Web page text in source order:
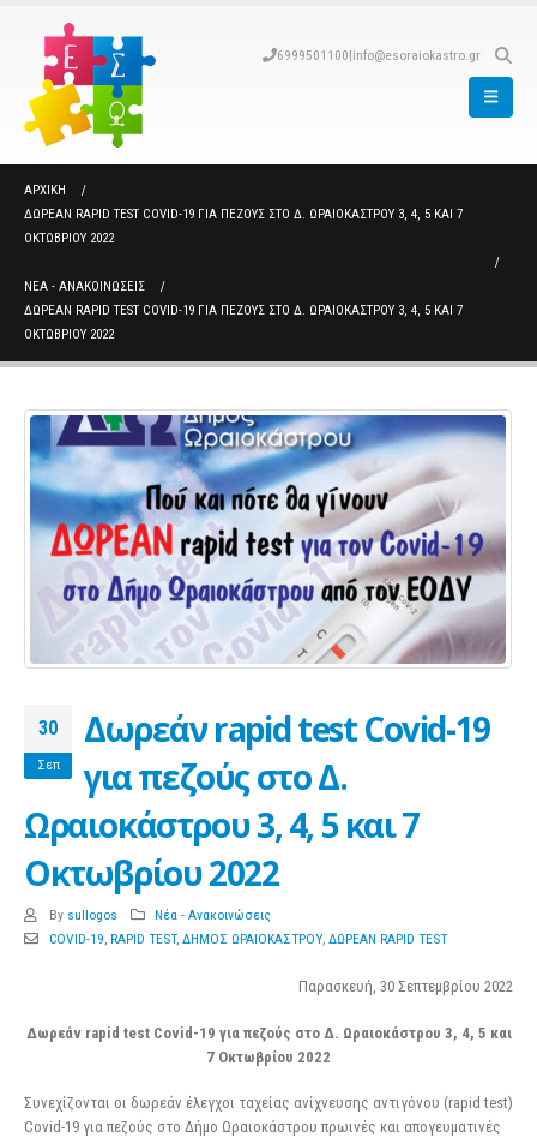
6999501100|info@esoraiokastro.gr
ΑΡΧΙΚΉ
ΔΩΡΕΆΝ RAPID TEST COVID-19 ΓΙΑ ΠΕΖΟΎΣ ΣΤΟ Δ. ΩΡΑΙΟΚΆΣΤΡΟΥ 3, 4, 5 ΚΑΙ 7
ΟΚΤΩΒΡΊΟΥ 2022
ΝΈΑ - ΑΝΑΚΟΙΝΏΣΕΙΣ
ΔΩΡΕΆΝ RAPID TEST COVID-19 ΓΙΑ ΠΕΖΟΎΣ ΣΤΟ Δ. ΩΡΑΙΟΚΆΣΤΡΟΥ 3, 4, 5 ΚΑΙ 7
ΟΚΤΩΒΡΊΟΥ 2022
30
Σεπ
Δωρεάν rapid test Covid-19
για πεζούς στο Δ.
Ωραιοκάστρου 3, 4, 5 και 7
Οκτωβρίου 2022
By sullogos
Νέα - Ανακοινώσεις
COVID-19, RAPID TEST, ΔΗΜΟΣ ΩΡΑΙΟΚΑΣΤΡΟΥ, ΔΩΡΕΑΝ RAPID TEST
Παρασκευή, 30 Σεπτεμβρίου 2022
Δωρεάν rapid test Covid -19 για πεζούς στο Δ. Ωραιοκάστρου 3, 4, 5 και
7 Οκτωβρίου 2022
Συνεχίζονται οι δωρεάν έλεγχοι ταχείας ανίχνευσης αντιγόνου (rapid test)
Covid-19 για πεζούς στο Δήμο Ωραιοκάστρου πρωινές και απογευματινές